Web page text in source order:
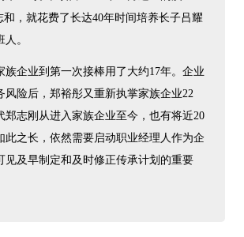
和，就花费了长达40年时间培养长子吕耀
。
族企业到第一次接棒用了大约17年。企业
风险后，郑裕彤又重新执掌家族企业22
郑志刚从进入家族企业至今，也有将近20
此之长，依然需要启动职业经理人作为企
见及早制定和及时修正传承计划的重要